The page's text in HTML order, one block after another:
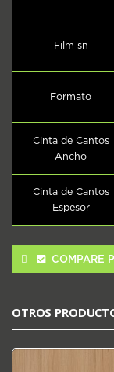
Film sn
Formato
Cinta de Cantos
Ancho
Cinta de Cantos
Espesor
COMPARE
OTROS